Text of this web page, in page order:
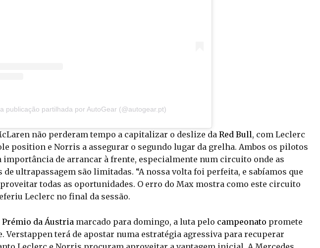
publicação partilhada por AutoGear (@autogear.pt)
não perderam tempo a capitalizar o deslize da Red Bull, com Leclerc
position e Norris a assegurar o segundo lugar da grelha. Ambos os pilotos
importância de arrancar à frente, especialmente num circuito onde as
ultrapassagem são limitadas. “A nossa volta foi perfeita, e sabíamos que
todas as oportunidades. O erro do Max mostra como este circuito
Leclerc no final da sessão.
Prémio da Áustria marcado para domingo, a luta pelo campeonato promete
Verstappen terá de apostar numa estratégia agressiva para recuperar